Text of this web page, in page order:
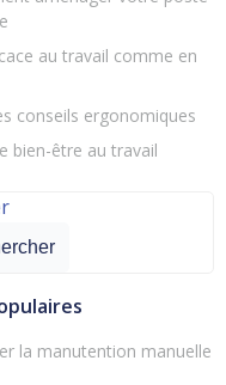
au travail comme en
conseils ergonomiques
bien-être au travail
la manutention manuelle